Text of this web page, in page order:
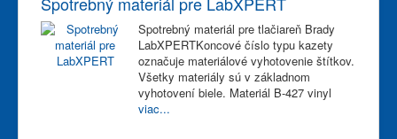
Spotrebný materiál pre tlačiareň Brady
LabXPERTKoncové číslo typu kazety
označuje materiálové vyhotovenie štítkov.
Všetky materiály sú v základnom
vyhotovení biele. Materiál B-427 vinyl
viac...